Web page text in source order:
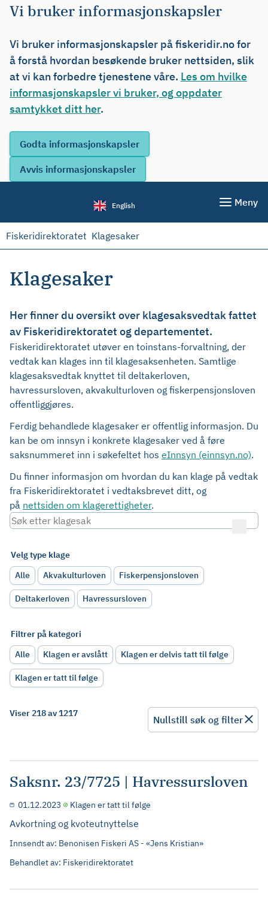
Vi bruker informasjonskapsler
Vi bruker informasjonskapsler på fiskeridir.no for
å forstå hvordan besøkende bruker nettsiden, slik
at vi kan forbedre tjenestene våre. Les om hvilke
informasjonskapsler vi bruker, og oppdater
samtykket ditt her.
English Meny
Fiskeridirektoratet Klagesaker
Klagesaker
Her finner du oversikt over klagesaksvedtak fattet
av Fiskeridirektoratet og departementet.
Fiskeridirektoratet utøver en toinstans-forvaltning, der
vedtak kan klages inn til klagesaksenheten. Samtlige
klagesaksvedtak knyttet til deltakerloven,
havressursloven, akvakulturloven og fiskerpensjonsloven
offentliggjøres.
Ferdig behandlede klagesaker er offentlig informasjon. Du
kan be om innsyn i konkrete klagesaker ved å føre
saksnummeret inn i søkefeltet hos eInnsyn (einnsyn.no).
Du finner informasjon om hvordan du kan klage på vedtak
fra Fiskeridirektoratet i vedtaksbrevet ditt, og
på nettsiden om klagerettigheter.
Velg type klage
Alle
Akvakulturloven Fiskerpensjonsloven
Deltakerloven Havressursloven
Filtrer på kategori
Alle
Klagen er avslått Klagen er delvis tatt til følge
Klagen er tatt til følge
Viser 218 av 1217
Nullstill søk og filter
Saksnr. 23/7725 | Havressursloven
01.12.2023 Klagen er tatt til følge
Avkortning og kvoteutnyttelse
Innsendt av: Benonisen Fiskeri AS - «Jens Kristian»
Behandlet av: Fiskeridirektoratet